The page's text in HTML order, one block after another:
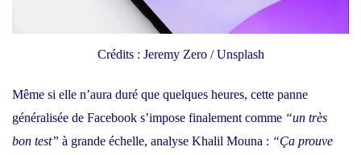
Crédits : Jeremy Zero / Unsplash
Même si elle n’aura duré que quelques heures, cette panne
généralisée de Facebook s’impose finalement comme “un très
bon test” à grande échelle, analyse Khalil Mouna : “Ça prouve